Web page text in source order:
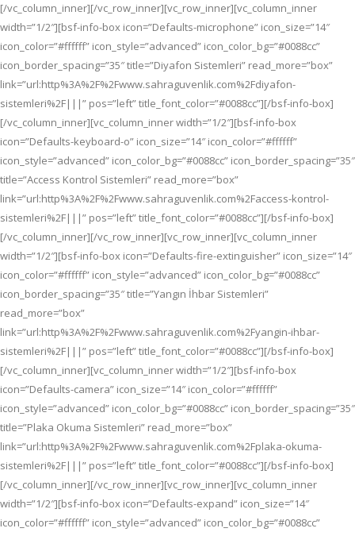
[/vc_column_inner][/vc_row_inner][vc_row_inner][vc_column_inner
width=”1/2″][bsf-info-box icon=”Defaults-microphone” icon_size=”14″
icon_color=”#ffffff” icon_style=”advanced” icon_color_bg=”#0088cc”
icon_border_spacing=”35″ title=”Diyafon Sistemleri” read_more=”box”
link=”url:http%3A%2F%2Fwww.sahraguvenlik.com%2Fdiyafon-
sistemleri%2F|||” pos=”left” title_font_color=”#0088cc”][/bsf-info-box]
[/vc_column_inner][vc_column_inner width=”1/2″][bsf-info-box
icon=”Defaults-keyboard-o” icon_size=”14″ icon_color=”#ffffff”
icon_style=”advanced” icon_color_bg=”#0088cc” icon_border_spacing=”35″
title=”Access Kontrol Sistemleri” read_more=”box”
link=”url:http%3A%2F%2Fwww.sahraguvenlik.com%2Faccess-kontrol-
sistemleri%2F|||” pos=”left” title_font_color=”#0088cc”][/bsf-info-box]
[/vc_column_inner][/vc_row_inner][vc_row_inner][vc_column_inner
width=”1/2″][bsf-info-box icon=”Defaults-fire-extinguisher” icon_size=”14″
icon_color=”#ffffff” icon_style=”advanced” icon_color_bg=”#0088cc”
icon_border_spacing=”35″ title=”Yangın İhbar Sistemleri”
read_more=”box”
link=”url:http%3A%2F%2Fwww.sahraguvenlik.com%2Fyangin-ihbar-
sistemleri%2F|||” pos=”left” title_font_color=”#0088cc”][/bsf-info-box]
[/vc_column_inner][vc_column_inner width=”1/2″][bsf-info-box
icon=”Defaults-camera” icon_size=”14″ icon_color=”#ffffff”
icon_style=”advanced” icon_color_bg=”#0088cc” icon_border_spacing=”35″
title=”Plaka Okuma Sistemleri” read_more=”box”
link=”url:http%3A%2F%2Fwww.sahraguvenlik.com%2Fplaka-okuma-
sistemleri%2F|||” pos=”left” title_font_color=”#0088cc”][/bsf-info-box]
[/vc_column_inner][/vc_row_inner][vc_row_inner][vc_column_inner
width=”1/2″][bsf-info-box icon=”Defaults-expand” icon_size=”14″
icon_color=”#ffffff” icon_style=”advanced” icon_color_bg=”#0088cc”